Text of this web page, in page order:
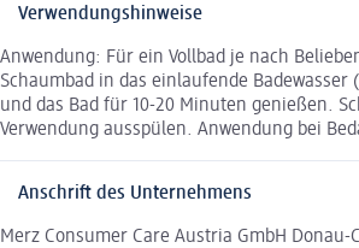
Verwendungshinweise
Anwendung: Für ein Vollbad je nach
Schaumbad in das einlaufende Badewasser
und das Bad für 10-20 Minuten genießen.
Verwendung ausspülen. Anwendung bei
Anschrift des Unternehmens
Merz Consumer Care Austria GmbH Donau-